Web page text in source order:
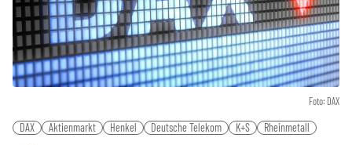
Foto: DAX
DAX Aktienmarkt Henkel Deutsche Telekom K+S Rheinmetall